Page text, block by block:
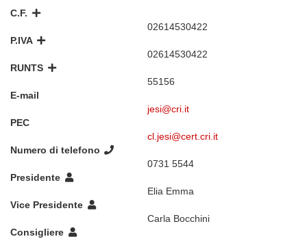
C.F.
02614530422
P.IVA
02614530422
RUNTS
55156
E-mail
jesi@cri.it
PEC
cl.jesi@cert.cri.it
Numero di telefono
0731 5544
Presidente
Elia Emma
Vice Presidente
Carla Bocchini
Consigliere